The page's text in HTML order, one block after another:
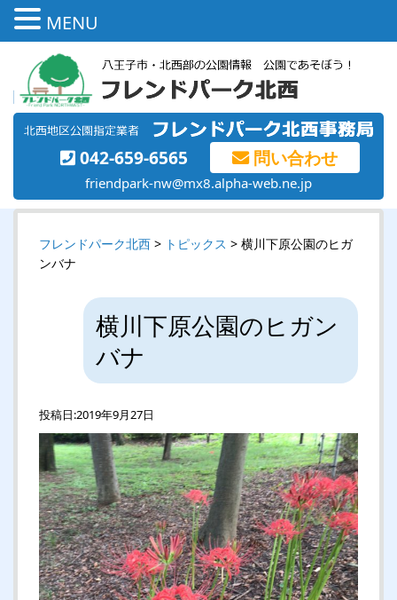
042-659-6565 問い合わせ
friendpark-nw@mx8.alpha-web.ne.jp
フレンドパーク北西 > トピックス > 横川下原公園のヒガ
ンバナ
横川下原公園のヒガン
バナ
投稿日:2019年9月27日
MENU